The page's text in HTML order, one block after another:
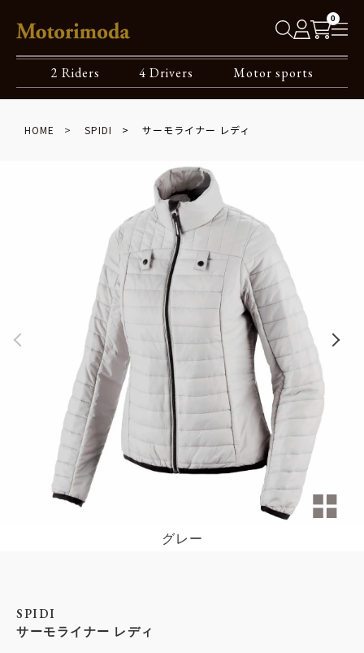
0
2 Riders 4 Drivers Motor sports
HOME SPIDI サーモライナー レディ
グレー
SPIDI
サーモライナー レディ